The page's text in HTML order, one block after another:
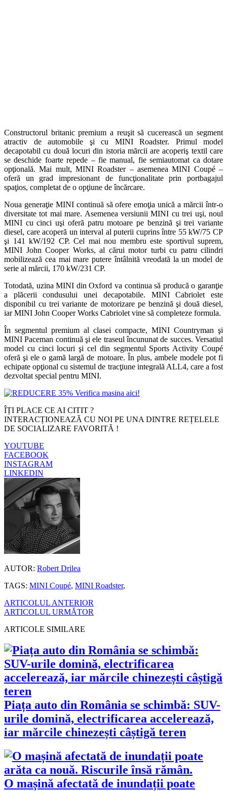
Constructorul britanic premium a reuşit să cucerească un segment
atractiv de automobile şi cu MINI Roadster. Primul model
decapotabil cu două locuri din istoria mărcii are acoperiş textil care
se deschide foarte repede – fie manual, fie semiautomat ca dotare
opţională. Mai mult, MINI Roadster – asemenea MINI Coupé –
oferă un grad impresionant de funcţionalitate prin portbagajul
spaţios, completat de o opţiune de încărcare.
Noua generaţie MINI continuă să ofere emoţia unică a mărcii într-o
diversitate tot mai mare. Asemenea versiunii MINI cu trei uşi, noul
MINI cu cinci uşi oferă patru motoare pe benzină şi trei variante
diesel, care acoperă un interval al puterii cuprins între 55 kW/75 CP
şi 141 kW/192 CP. Cel mai nou membru este sportivul suprem,
MINI John Cooper Works, al cărui motor turbi cu patru cilindri
mobilizează cea mai mare putere întâlnită vreodată la un model de
serie al mărcii, 170 kW/231 CP.
Totodată, uzina MINI din Oxford va continua să producă o garanţie
a plăcerii condusului unei decapotabile. MINI Cabriolet este
disponibil cu trei variante de motorizare pe benzină şi două diesel,
iar MINI John Cooper Works Cabriolet vine să completeze formula.
În segmentul premium al clasei compacte, MINI Countryman şi
MINI Paceman continuă şi ele traseul încununat de succes. Versatiul
model cu cinci locuri şi cel din segmentul Sports Activity Coupé
oferă şi ele o gamă largă de motoare. În plus, ambele modele pot fi
echipate opţional cu sistemul de tracţiune integrală ALL4, care a fost
dezvoltat special pentru MINI.
ÎȚI PLACE CE AI CITIT ?
INTERACȚIONEAZĂ CU NOI PE UNA DINTRE REȚELELE
DE SOCIALIZARE FAVORITĂ !
YOUTUBE
FACEBOOK
INSTAGRAM
LINKEDIN
AUTOR: Robert Drilea
TAGS: MINI Coupé, MINI Roadster,
ARTICOLUL ANTERIOR
ARTICOLUL URMĂTOR
ARTICOLE SIMILARE
Piața auto din România se schimbă: SUV-
urile domină, electrificarea accelerează,
iar mărcile chinezești câștigă teren
O mașină afectată de inundații poate